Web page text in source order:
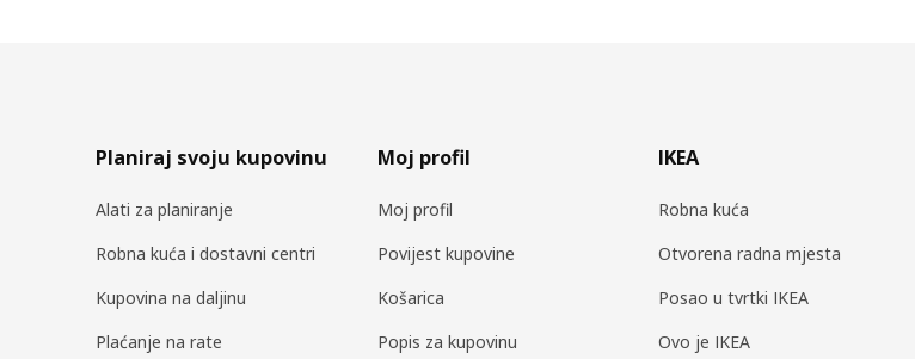
Planiraj svoju kupovinu
Alati za planiranje
Robna kuća i dostavni centri
Kupovina na daljinu
Plaćanje na rate
Moj profil
Moj profil
Povijest kupovine
Košarica
Popis za kupovinu
IKEA
Robna kuća
Otvorena radna mjesta
Posao u tvrtki IKEA
Ovo je IKEA